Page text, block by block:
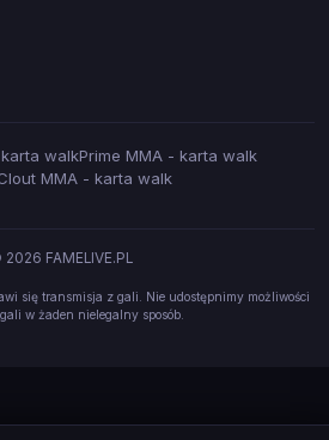
karta walkPrime MMA - karta walk
MMA - karta walk
FAMELIVE.PL
się transmisja z gali. Nie udostępnimy możliwości
w żaden nielegalny sposób.